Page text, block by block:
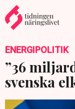
ENERGIPOLITIK
”36
svenska